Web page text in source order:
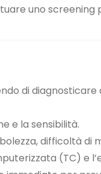
uno
di
e la sensibilità.
difficoltà di
(TC) e